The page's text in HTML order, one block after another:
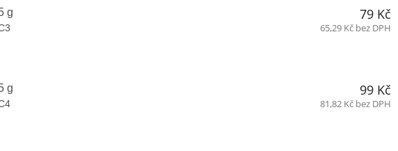
g 79 Kč
65,29 Kč bez DPH
g 99 Kč
81,82 Kč bez DPH